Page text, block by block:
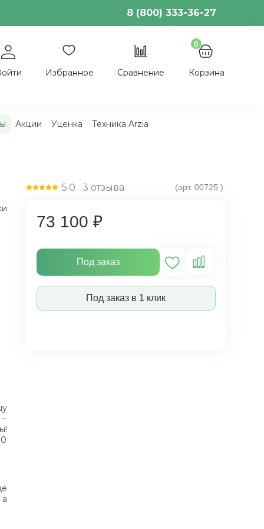
8 (800) 333-36-27
Избранное Сравнение
0
Корзина
Акции Уценка Техника Arzia
5.0 3 отзыва (арт. 00725 )
73 100 ₽
Под заказ
Под заказ в 1 клик